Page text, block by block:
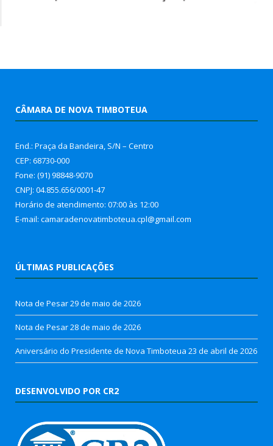
CÂMARA DE NOVA TIMBOTEUA
End.: Praça da Bandeira, S/N – Centro
CEP: 68730-000
Fone: (91) 98848-9070
CNPJ: 04.855.656/0001-47
Horário de atendimento: 07:00 às 12:00
E-mail: camaradenovatimboteua.cpl@gmail.com
ÚLTIMAS PUBLICAÇÕES
Nota de Pesar29 de maio de 2026
Nota de Pesar28 de maio de 2026
Aniversário do Presidente de Nova Timboteua 23 de abril de 2026
DESENVOLVIDO POR CR2